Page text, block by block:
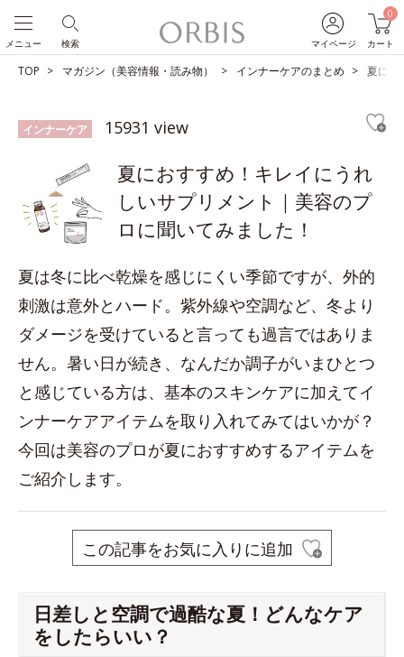
マイページ
0
カート
検索
メニュー
TOP マガジン（美容情報・読み物） インナーケアのまとめ 夏にお
インナーケア 15931 view
夏におすすめ！キレイにうれ
しいサプリメント｜美容のプ
ロに聞いてみました！
夏は冬に比べ乾燥を感じにくい季節ですが、外的
刺激は意外とハード。紫外線や空調など、冬より
ダメージを受けていると言っても過言ではありま
せん。暑い日が続き、なんだか調子がいまひとつ
と感じている方は、基本のスキンケアに加えてイ
ンナーケアアイテムを取り入れてみてはいかが？
今回は美容のプロが夏におすすめするアイテムを
ご紹介します。
この記事をお気に入りに追加
日差しと空調で過酷な夏！どんなケア
をしたらいい？